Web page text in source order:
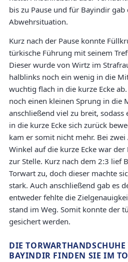
bis zu Pause und für Bayindir
Abwehrsituation.
Kurz nach der Pause konnte
türkische Führung mit seinem
Dieser wurde von Wirtz im
halblinks noch ein wenig in die
wuchtig flach in die kurze Ecke
noch einen kleinen Sprung in die
anschließend viel zu breit,
in die kurze Ecke sich zurück
kam er somit nicht mehr. Bei zwei
Winkel auf die kurze Ecke war
zur Stelle. Kurz nach dem 2:3 lief
Torwart zu, doch dieser machte
stark. Auch anschließend gab es
entweder fehlte die
stand im Weg. Somit konnte der
gesichert werden.
DIE
BAYINDIR FINDEN SIE IM